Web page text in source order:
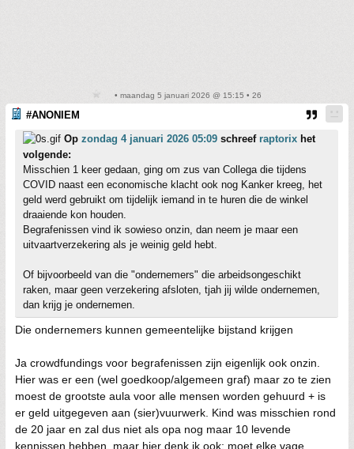
• maandag 5 januari 2026 @ 15:15 • 26
#ANONIEM
Op zondag 4 januari 2026 05:09 schreef raptorix het
volgende:
Misschien 1 keer gedaan, ging om zus van Collega die tijdens
COVID naast een economische klacht ook nog Kanker kreeg, het
geld werd gebruikt om tijdelijk iemand in te huren die de winkel
draaiende kon houden.
Begrafenissen vind ik sowieso onzin, dan neem je maar een
uitvaartverzekering als je weinig geld hebt.
Of bijvoorbeeld van die "ondernemers" die arbeidsongeschikt
raken, maar geen verzekering afsloten, tjah jij wilde ondernemen,
dan krijg je ondernemen.
Die ondernemers kunnen gemeentelijke bijstand krijgen
Ja crowdfundings voor begrafenissen zijn eigenlijk ook onzin.
Hier was er een (wel goedkoop/algemeen graf) maar zo te zien
moest de grootste aula voor alle mensen worden gehuurd + is
er geld uitgegeven aan (sier)vuurwerk. Kind was misschien rond
de 20 jaar en zal dus niet als opa nog maar 10 levende
kennissen hebben, maar hier denk ik ook: moet elke vage